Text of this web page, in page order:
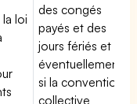
loi
des congés
payés et des
jours fériés et
éventuellement
si la convention
collective